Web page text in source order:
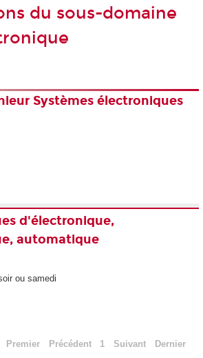
du sous-domaine
Systèmes électroniques
d'électronique,
automatique
ou samedi
Premier Précédent 1 Suivant Dernier